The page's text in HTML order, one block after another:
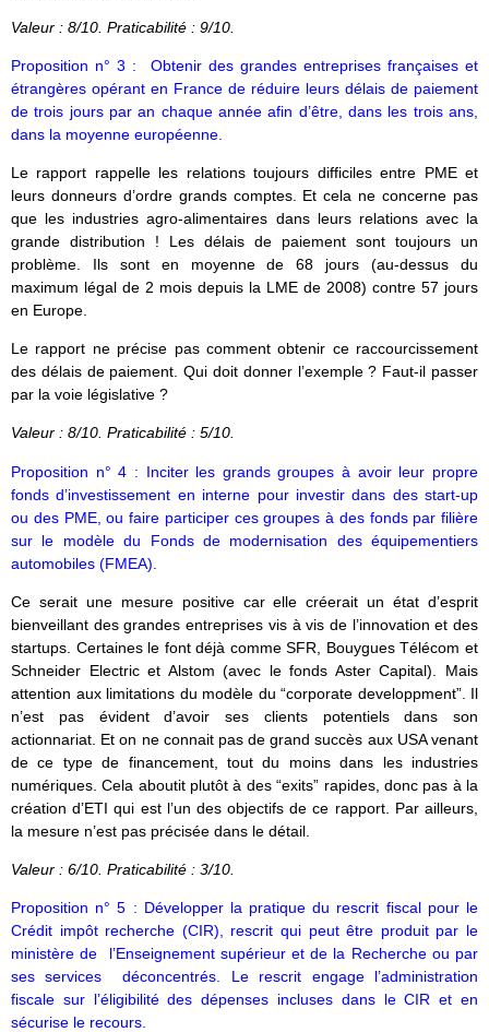
Valeur : 8/10. Praticabilité : 9/10.
Proposition n° 3 : Obtenir des grandes entreprises françaises et
étrangères opérant en France de réduire leurs délais de paiement
de trois jours par an chaque année afin d’être, dans les trois ans,
dans la moyenne européenne.
Le rapport rappelle les relations toujours difficiles entre PME et
leurs donneurs d’ordre grands comptes. Et cela ne concerne pas
que les industries agro-alimentaires dans leurs relations avec la
grande distribution ! Les délais de paiement sont toujours un
problème. Ils sont en moyenne de 68 jours (au-dessus du
maximum légal de 2 mois depuis la LME de 2008) contre 57 jours
en Europe.
Le rapport ne précise pas comment obtenir ce raccourcissement
des délais de paiement. Qui doit donner l’exemple ? Faut-il passer
par la voie législative ?
Valeur : 8/10. Praticabilité : 5/10.
Proposition n° 4 : Inciter les grands groupes à avoir leur propre
fonds d’investissement en interne pour investir dans des start-up
ou des PME, ou faire participer ces groupes à des fonds par filière
sur le modèle du Fonds de modernisation des équipementiers
automobiles (FMEA).
Ce serait une mesure positive car elle créerait un état d’esprit
bienveillant des grandes entreprises vis à vis de l’innovation et des
startups. Certaines le font déjà comme SFR, Bouygues Télécom et
Schneider Electric et Alstom (avec le fonds Aster Capital). Mais
attention aux limitations du modèle du “corporate developpment”. Il
n’est pas évident d’avoir ses clients potentiels dans son
actionnariat. Et on ne connait pas de grand succès aux USA venant
de ce type de financement, tout du moins dans les industries
numériques. Cela aboutit plutôt à des “exits” rapides, donc pas à la
création d’ETI qui est l’un des objectifs de ce rapport. Par ailleurs,
la mesure n’est pas précisée dans le détail.
Valeur : 6/10. Praticabilité : 3/10.
Proposition n° 5 : Développer la pratique du rescrit fiscal pour le
Crédit impôt recherche (CIR), rescrit qui peut être produit par le
ministère de l’Enseignement supérieur et de la Recherche ou par
ses services déconcentrés. Le rescrit engage l’administration
fiscale sur l’éligibilité des dépenses incluses dans le CIR et en
sécurise le recours.